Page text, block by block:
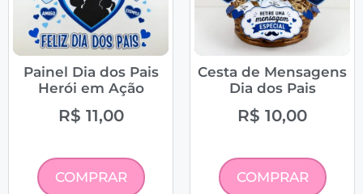
Painel Dia dos Pais
Herói em Ação
R$ 11,00
COMPRAR
Cesta de Mensagens
Dia dos Pais
R$ 10,00
COMPRAR